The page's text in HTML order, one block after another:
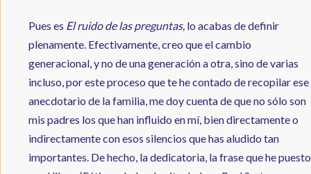
Pues es El ruido de las preguntas, lo acabas de definir
plenamente. Efectivamente, creo que el cambio
generacional, y no de una generación a otra, sino de varias
incluso, por este proceso que te he contado de recopilar ese
anecdotario de la familia, me doy cuenta de que no sólo son
mis padres los que han influido en mí, bien directamente o
indirectamente con esos silencios que has aludido tan
importantes. De hecho, la dedicatoria, la frase que he puesto